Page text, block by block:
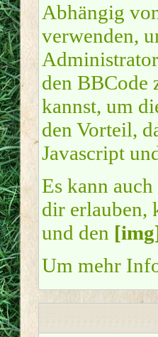
Abhängig
verwenden,
den BBCode
kannst, um
den Vorteil,
Javascript
Es kann
dir erlauben,
und den
Um mehr